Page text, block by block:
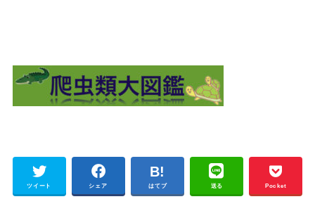
ツイート シェア はてブ 送る Pocket